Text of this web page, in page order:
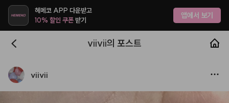
헤메코 APP 다운받고
10% 할인 쿠폰받기 앱에서 보기
viivii의 포스트
viivii